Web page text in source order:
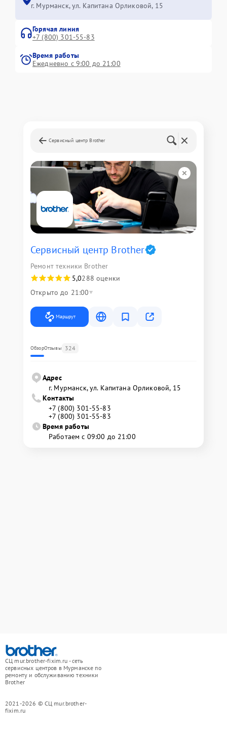
г. Мурманск, ул. Капитана Орликовой, 15
Горячая линия
+7 (800) 301-55-83
Время работы
Ежедневно с 9:00 до 21:00
Сервисный центр Brother
Сервисный центр Brother
Ремонт техники Brother
5,0288 оценки
Открыто до 21:00
Маршрут
ОбзорОтзывы 324
Адрес
г. Мурманск, ул. Капитана Орликовой, 15
Контакты
+7 (800) 301-55-83
+7 (800) 301-55-83
Время работы
Работаем с 09:00 до 21:00
СЦ mur.brother-fixim.ru - сеть
сервисных центров в Мурманске по
ремонту и обслуживанию техники
Brother
2021-2026 © СЦ mur.brother-
fixim.ru